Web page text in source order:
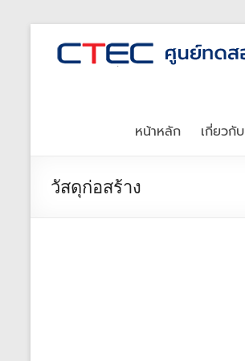
หน้าหลัก เกี่ยวกั
วัสดุก่อสร้าง